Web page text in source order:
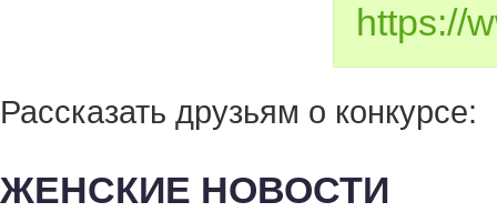
https://
Рассказать друзьям о конкурсе:
ЖЕНСКИЕ НОВОСТИ